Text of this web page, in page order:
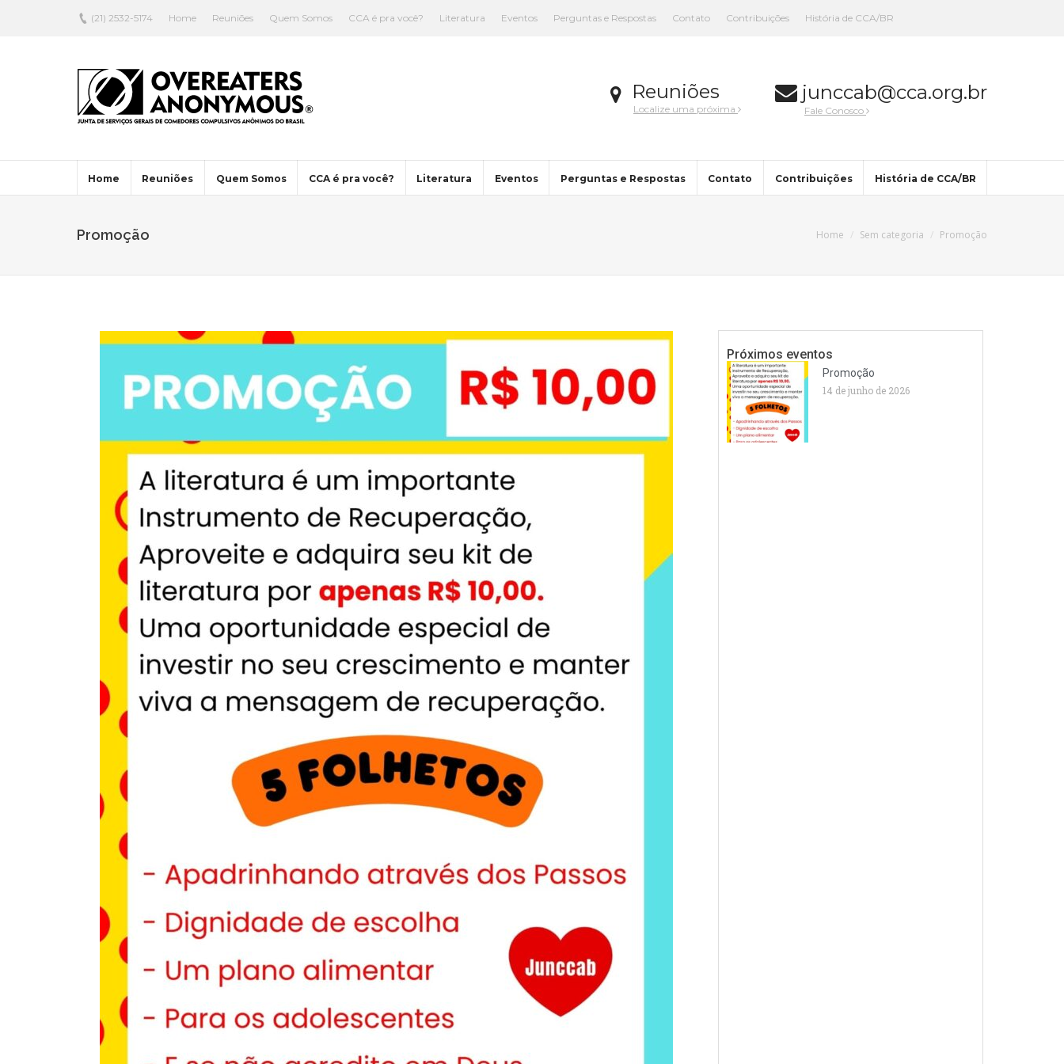
(21) 2532-5174 Home Reuniões Quem Somos CCA é pra você? Literatura Eventos Perguntas e Respostas Contato Contribuições História de CCA/BR
Reuniões
Localize uma próxima
junccab@cca.org.br
Fale Conosco
Home Reuniões Quem Somos CCA é pra você? Literatura Eventos Perguntas e Respostas Contato Contribuições História de CCA/BR
Promoção Home Sem categoria Promoção
Próximos eventos
Promoção
14 de junho de 2026